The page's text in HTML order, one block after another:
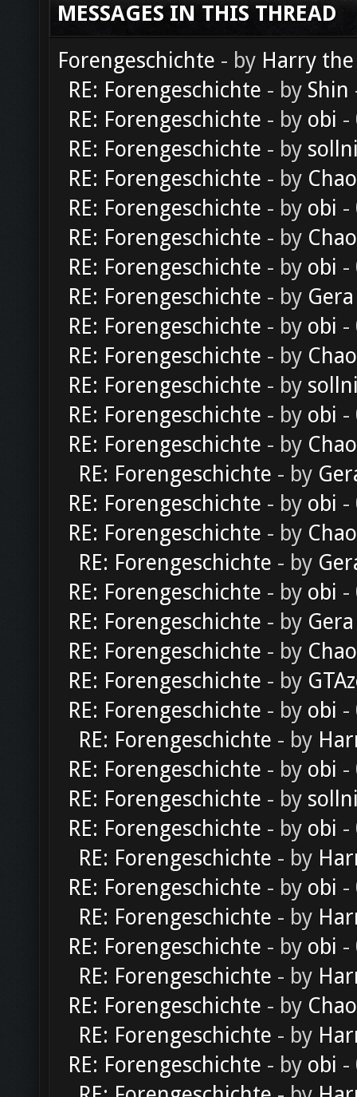
MESSAGES IN THIS THREAD
Forengeschichte - by Harry
RE: Forengeschichte - by Shin
RE: Forengeschichte - by obi -
RE: Forengeschichte - by
RE: Forengeschichte - by
RE: Forengeschichte - by obi -
RE: Forengeschichte - by
RE: Forengeschichte - by obi -
RE: Forengeschichte - by Gera
RE: Forengeschichte - by obi -
RE: Forengeschichte - by
RE: Forengeschichte - by
RE: Forengeschichte - by obi -
RE: Forengeschichte - by
RE: Forengeschichte - by
RE: Forengeschichte - by obi -
RE: Forengeschichte - by
RE: Forengeschichte - by
RE: Forengeschichte - by obi -
RE: Forengeschichte - by Gera
RE: Forengeschichte - by
RE: Forengeschichte - by
RE: Forengeschichte - by obi -
RE: Forengeschichte - by
RE: Forengeschichte - by obi -
RE: Forengeschichte - by
RE: Forengeschichte - by obi -
RE: Forengeschichte - by
RE: Forengeschichte - by obi -
RE: Forengeschichte - by
RE: Forengeschichte - by obi -
RE: Forengeschichte - by
RE: Forengeschichte - by
RE: Forengeschichte - by
RE: Forengeschichte - by obi -